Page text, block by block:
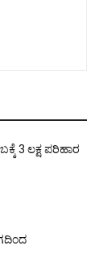
3 ಲಕ್ಷ ಪರಿಹಾರ